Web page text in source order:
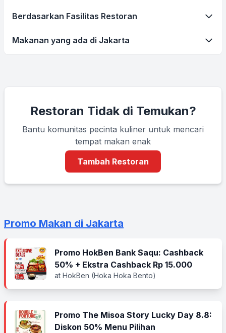
Berdasarkan Fasilitas Restoran
Makanan yang ada di Jakarta
Restoran Tidak di Temukan?
Bantu komunitas pecinta kuliner untuk mencari
tempat makan enak
Tambah Restoran
Promo Makan di Jakarta
Promo HokBen Bank Saqu: Cashback
50% + Ekstra Cashback Rp 15.000
at HokBen (Hoka Hoka Bento)
Promo The Misoa Story Lucky Day 8.8:
Diskon 50% Menu Pilihan